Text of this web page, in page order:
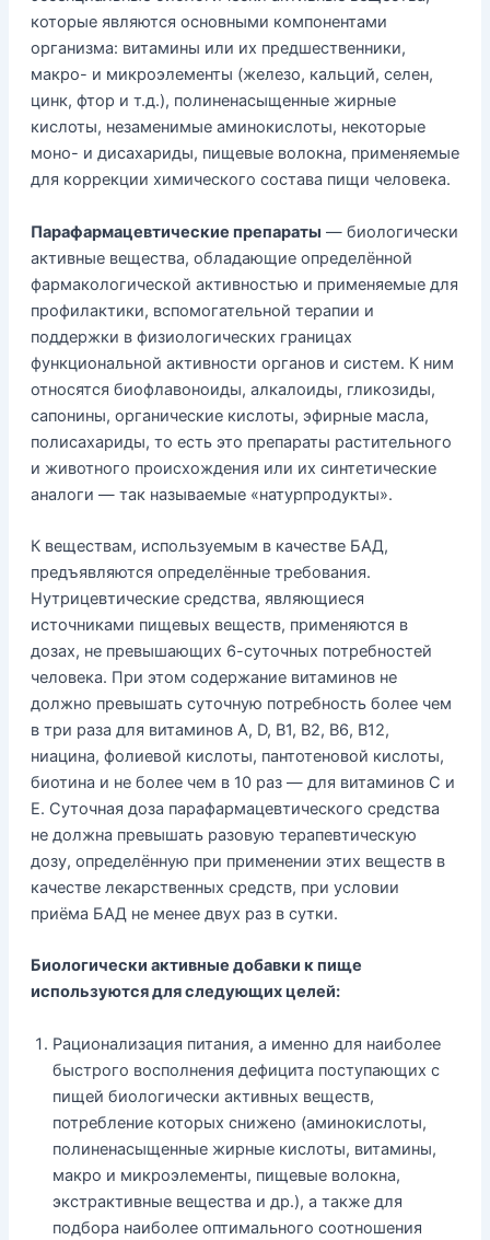
которые являются основными компонентами
организма: витамины или их предшественники,
макро- и микроэлементы (железо, кальций, селен,
цинк, фтор и т.д.), полиненасыщенные жирные
кислоты, незаменимые аминокислоты, некоторые
моно- и дисахариды, пищевые волокна, применяемые
для коррекции химического состава пищи человека.
Парафармацевтические препараты — биологически
активные вещества, обладающие определённой
фармакологической активностью и применяемые для
профилактики, вспомогательной терапии и
поддержки в физиологических границах
функциональной активности органов и систем. К ним
относятся биофлавоноиды, алкалоиды, гликозиды,
сапонины, органические кислоты, эфирные масла,
полисахариды, то есть это препараты растительного
и животного происхождения или их синтетические
аналоги — так называемые «натурпродукты».
К веществам, используемым в качестве БАД,
предъявляются определённые требования.
Нутрицевтические средства, являющиеся
источниками пищевых веществ, применяются в
дозах, не превышающих 6-суточных потребностей
человека. При этом содержание витаминов не
должно превышать суточную потребность более чем
в три раза для витаминов А, D, В1, В2, В6, В12,
ниацина, фолиевой кислоты, пантотеновой кислоты,
биотина и не более чем в 10 раз — для витаминов С и
Е. Суточная доза парафармацевтического средства
не должна превышать разовую терапевтическую
дозу, определённую при применении этих веществ в
качестве лекарственных средств, при условии
приёма БАД не менее двух раз в сутки.
Биологически активные добавки к пище
используются для следующих целей:
Рационализация питания, а именно для наиболее
быстрого восполнения дефицита поступающих с
пищей биологически активных веществ,
потребление которых снижено (аминокислоты,
полиненасыщенные жирные кислоты, витамины,
макро и микроэлементы, пищевые волокна,
экстрактивные вещества и др.), а также для
подбора наиболее оптимального соотношения